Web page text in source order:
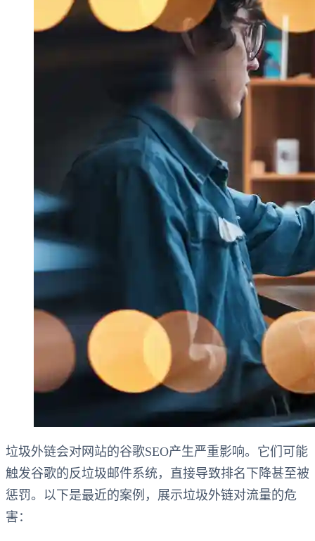
垃圾外链会对网站的谷歌SEO产生严重影响。它们可能
触发谷歌的反垃圾邮件系统，直接导致排名下降甚至被
惩罚。以下是最近的案例，展示垃圾外链对流量的危
害：